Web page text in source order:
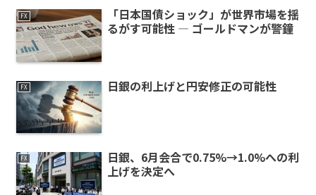
FX
「日本国債ショック」が世界市場を揺
るがす可能性 ― ゴールドマンが警鐘
FX 日銀の利上げと円安修正の可能性
FX
日銀、6月会合で0.75%→1.0%への利
上げを決定へ